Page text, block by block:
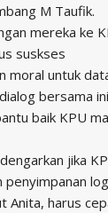
M Taufik.
mereka ke
suskses
moral untuk
bersama
baik KPU
jika
Anita, harus